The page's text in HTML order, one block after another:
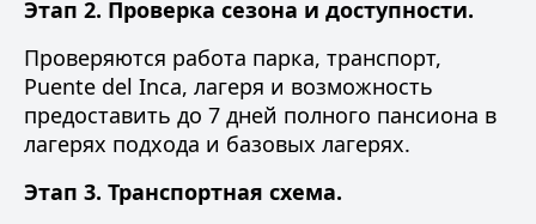
Этап 2. Проверка сезона и доступности.
Проверяются работа парка, транспорт,
Puente del Inca, лагеря и возможность
предоставить до 7 дней полного пансиона в
лагерях подхода и базовых лагерях.
Этап 3. Транспортная схема.